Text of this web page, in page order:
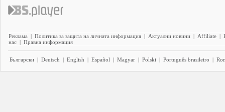
Реклама | Политика за защита на личната информация | Актуални новини | Affiliate |
нас | Правна информация
Български | Deutsch | English | Español | Magyar | Polski | Português brasileiro |